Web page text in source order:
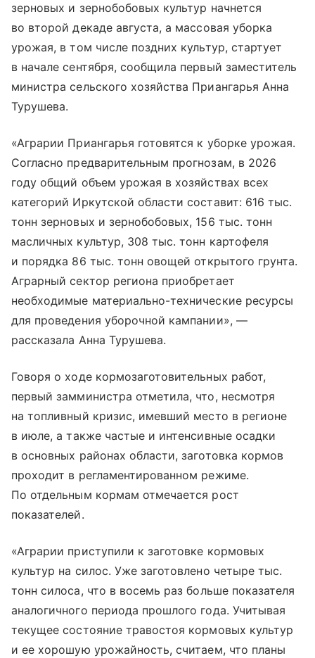
зерновых и зернобобовых культур начнется
во второй декаде августа, а массовая уборка
урожая, в том числе поздних культур, стартует
в начале сентября, сообщила первый заместитель
министра сельского хозяйства Приангарья Анна
Турушева.
«Аграрии Приангарья готовятся к уборке урожая.
Согласно предварительным прогнозам, в 2026
году общий объем урожая в хозяйствах всех
категорий Иркутской области составит: 616 тыс.
тонн зерновых и зернобобовых, 156 тыс. тонн
масличных культур, 308 тыс. тонн картофеля
и порядка 86 тыс. тонн овощей открытого грунта.
Аграрный сектор региона приобретает
необходимые материально-технические ресурсы
для проведения уборочной кампании», —
рассказала Анна Турушева.
Говоря о ходе кормозаготовительных работ,
первый замминистра отметила, что, несмотря
на топливный кризис, имевший место в регионе
в июле, а также частые и интенсивные осадки
в основных районах области, заготовка кормов
проходит в регламентированном режиме.
По отдельным кормам отмечается рост
показателей.
«Аграрии приступили к заготовке кормовых
культур на силос. Уже заготовлено четыре тыс.
тонн силоса, что в восемь раз больше показателя
аналогичного периода прошлого года. Учитывая
текущее состояние травостоя кормовых культур
и ее хорошую урожайность, считаем, что планы